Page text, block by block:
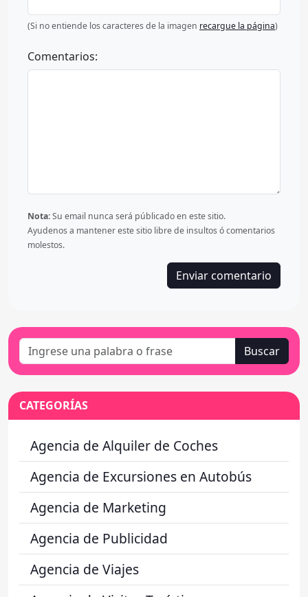
(Si no entiende los caracteres de la imagen recargue la página)
Comentarios:
Nota:Su email nunca será públicado en este sitio.
Ayudenos a mantener este sitio libre de insultos ó comentarios
molestos.
Buscar
CATEGORÍAS
Agencia de Alquiler de Coches
Agencia de Excursiones en Autobús
Agencia de Marketing
Agencia de Publicidad
Agencia de Viajes